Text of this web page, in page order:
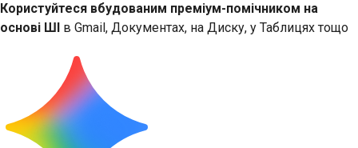
Користуйтеся вбудованим преміум-помічником на
основі ШІ
в Gmail, Документах, на Диску, у Таблицях тощо